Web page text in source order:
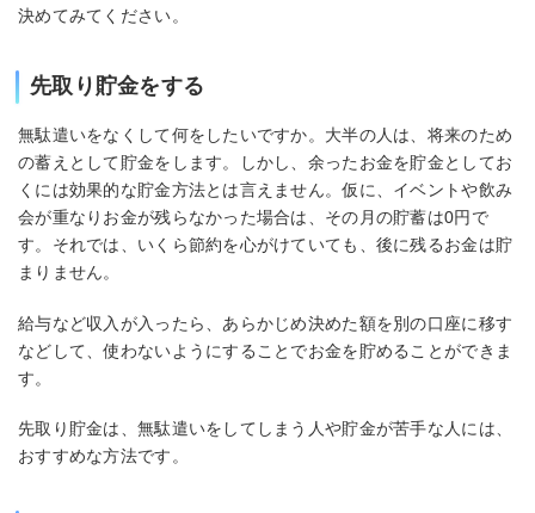
決めてみてください。
先取り貯金をする
無駄遣いをなくして何をしたいですか。大半の人は、将来のため
の蓄えとして貯金をします。しかし、余ったお金を貯金としてお
くには効果的な貯金方法とは言えません。仮に、イベントや飲み
会が重なりお金が残らなかった場合は、その月の貯蓄は0円で
す。それでは、いくら節約を心がけていても、後に残るお金は貯
まりません。
給与など収入が入ったら、あらかじめ決めた額を別の口座に移す
などして、使わないようにすることでお金を貯めることができま
す。
先取り貯金は、無駄遣いをしてしまう人や貯金が苦手な人には、
おすすめな方法です。